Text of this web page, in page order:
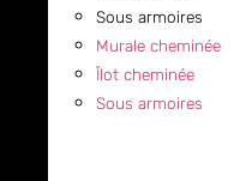
Sous armoires
Murale cheminée
Îlot cheminée
Sous armoires